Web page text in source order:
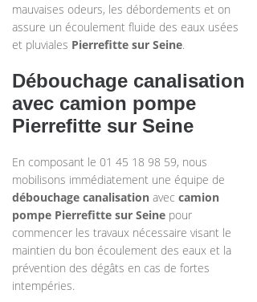
mauvaises odeurs, les débordements et on
assure un écoulement fluide des eaux usées
et pluviales Pierrefitte sur Seine.
Débouchage canalisation
avec camion pompe
Pierrefitte sur Seine
En composant le 01 45 18 98 59, nous
mobilisons immédiatement une équipe de
débouchage canalisation avec camion
pompe Pierrefitte sur Seine pour
commencer les travaux nécessaire visant le
maintien du bon écoulement des eaux et la
prévention des dégâts en cas de fortes
intempéries.